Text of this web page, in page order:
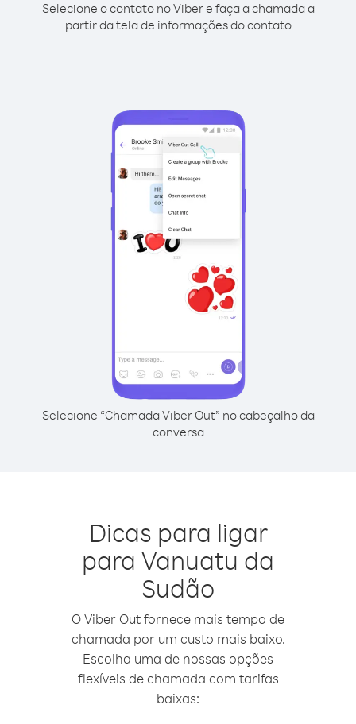
Selecione o contato no Viber e faça a chamada a
partir da tela de informações do contato
Selecione “Chamada Viber Out” no cabeçalho da
conversa
Dicas para ligar
para Vanuatu da
Sudão
O Viber Out fornece mais tempo de
chamada por um custo mais baixo.
Escolha uma de nossas opções
flexíveis de chamada com tarifas
baixas: